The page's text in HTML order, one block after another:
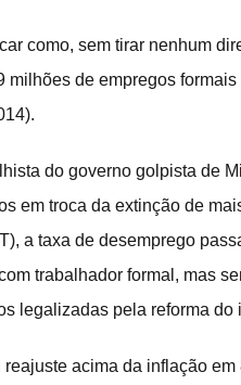
como, sem tirar nenhum
de empregos formais
do governo golpista de
em troca da extinção de
a taxa de desemprego
trabalhador formal, mas
legalizadas pela reforma do
acima da inflação em